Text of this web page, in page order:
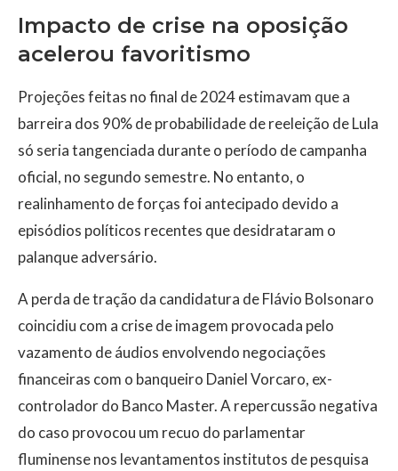
Impacto de crise na oposição
acelerou favoritismo
Projeções feitas no final de 2024 estimavam que a
barreira dos 90% de probabilidade de reeleição de Lula
só seria tangenciada durante o período de campanha
oficial, no segundo semestre. No entanto, o
realinhamento de forças foi antecipado devido a
episódios políticos recentes que desidrataram o
palanque adversário.
A perda de tração da candidatura de Flávio Bolsonaro
coincidiu com a crise de imagem provocada pelo
vazamento de áudios envolvendo negociações
financeiras com o banqueiro Daniel Vorcaro, ex-
controlador do Banco Master. A repercussão negativa
do caso provocou um recuo do parlamentar
fluminense nos levantamentos institutos de pesquisa